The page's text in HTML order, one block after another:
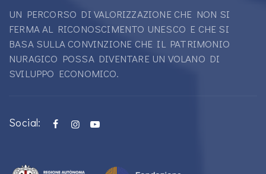
UN PERCORSO DI VALORIZZAZIONE CHE NON SI
FERMA AL RICONOSCIMENTO UNESCO E CHE SI
BASA SULLA CONVINZIONE CHE IL PATRIMONIO
NURAGICO POSSA DIVENTARE UN VOLANO DI
SVILUPPO ECONOMICO.
Social: